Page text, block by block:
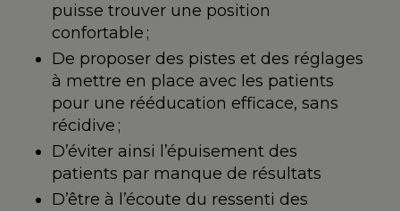
puisse trouver une position
confortable ;
De proposer des pistes et des réglages
à mettre en place avec les patients
pour une rééducation efficace, sans
récidive ;
D’éviter ainsi l’épuisement des
patients par manque de résultats
D’être à l’écoute du ressenti des